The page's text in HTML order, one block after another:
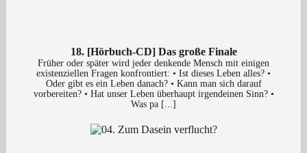
18. [Hörbuch-CD] Das große Finale
Früher oder später wird jeder denkende Mensch mit einigen
existenziellen Fragen konfrontiert: • Ist dieses Leben alles? •
Oder gibt es ein Leben danach? • Kann man sich darauf
vorbereiten? • Hat unser Leben überhaupt irgendeinen Sinn? •
Was pa [...]